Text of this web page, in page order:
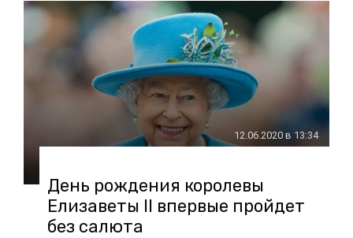
12.06.2020 в 13:34
День рождения королевы
Елизаветы II впервые пройдет
без салюта